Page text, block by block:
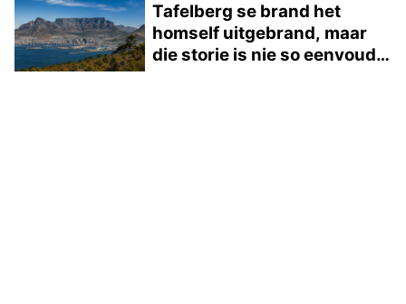
Tafelberg se brand het
homself uitgebrand, maar
die storie is nie so eenvoudig